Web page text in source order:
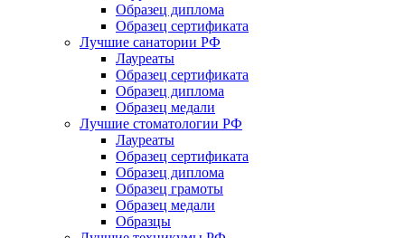
Образец диплома
Образец сертификата
Лучшие санатории РФ
Лауреаты
Образец сертификата
Образец диплома
Образец медали
Лучшие стоматологии РФ
Лауреаты
Образец сертификата
Образец диплома
Образец грамоты
Образец медали
Образцы